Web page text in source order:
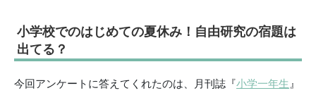
小学校でのはじめての夏休み！自由研究の宿題は
出てる？
今回アンケートに答えてくれたのは、月刊誌『小学一年生 』